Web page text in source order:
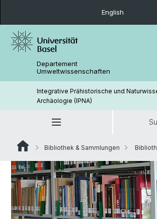
English
Departement
Umweltwissenschaften
Integrative Prähistorische und
Archäologie (IPNA)
Bibliothek & Sammlungen